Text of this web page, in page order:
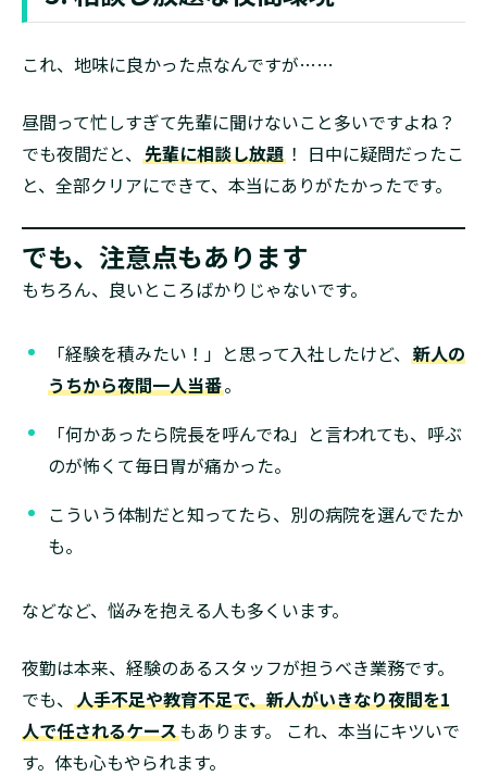
これ、地味に良かった点なんですが……
昼間って忙しすぎて先輩に聞けないこと多いですよね？
でも夜間だと、 先輩に相談し放題 ！ 日中に疑問だったこ
と、全部クリアにできて、本当にありがたかったです。
でも、注意点もあります
もちろん、良いところばかりじゃないです。
「経験を積みたい！」と思って入社したけど、 新人の
うちから夜間一人当番。
「何かあったら院長を呼んでね」と言われても、呼ぶ
のが怖くて毎日胃が痛かった。
こういう体制だと知ってたら、別の病院を選んでたか
も。
などなど、悩みを抱える人も多くいます。
夜勤は本来、経験のあるスタッフが担うべき業務です。
でも、 人手不足や教育不足で、新人がいきなり夜間を1
人で任されるケースもあります。 これ、本当にキツいで
す。体も心もやられます。